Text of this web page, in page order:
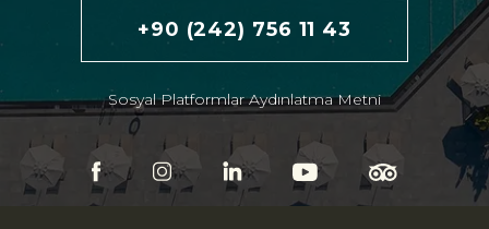
+90 (242) 756 11 43
Sosyal Platformlar Aydınlatma Metni